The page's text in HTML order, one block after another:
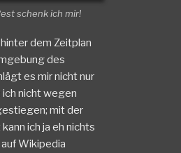
schenk ich mir!
dem Zeitplan
des
es mir nicht nur
ich nicht wegen
mit der
ich ja eh nichts
Wikipedia